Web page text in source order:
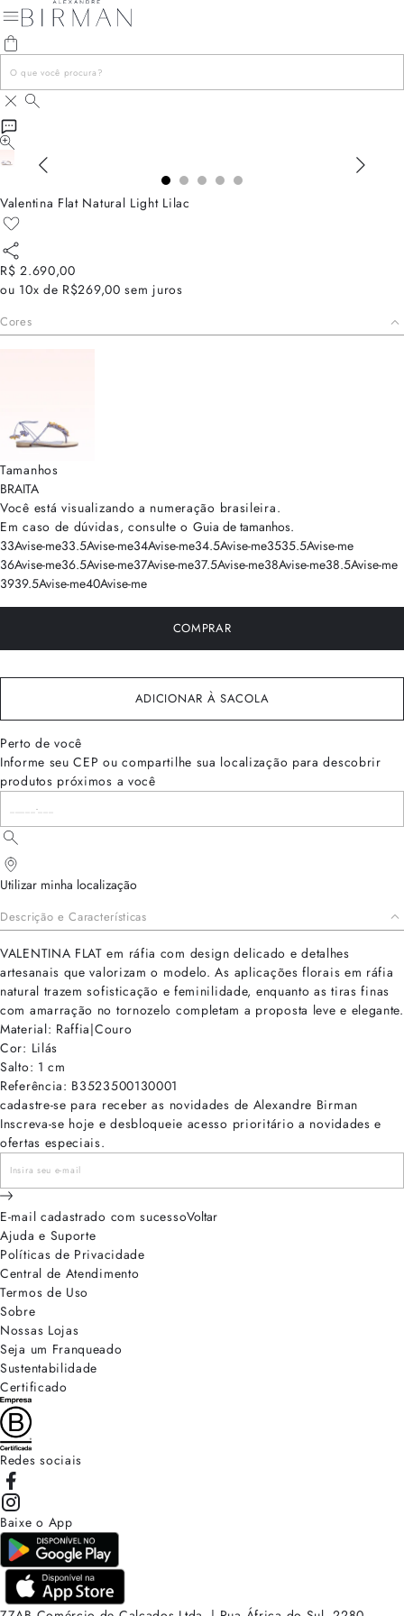
Valentina Flat Natural Light Lilac
R$ 2.690,00
ou 10x de R$269,00 sem juros
Cores
Tamanhos
BRAITA
Você está visualizando a numeração brasileira.
Em caso de dúvidas, consulte o Guia de tamanhos.
33Avise-me33.5Avise-me34Avise-me34.5Avise-me3535.5Avise-me
36Avise-me36.5Avise-me37Avise-me37.5Avise-me38Avise-me38.5Avise-me
3939.5Avise-me40Avise-me
COMPRAR
ADICIONAR À SACOLA
Perto de você
Informe seu CEP ou compartilhe sua localização para descobrir
produtos próximos a você
Utilizar minha localização
Descrição e Características
VALENTINA FLAT em ráfia com design delicado e detalhes
artesanais que valorizam o modelo. As aplicações florais em ráfia
natural trazem sofisticação e feminilidade, enquanto as tiras finas
com amarração no tornozelo completam a proposta leve e elegante.
Material: Raffia|Couro
Cor: Lilás
Salto: 1 cm
Referência: B3523500130001
cadastre-se para receber as novidades de Alexandre Birman
Inscreva-se hoje e desbloqueie acesso prioritário a novidades e
ofertas especiais.
E-mail cadastrado com sucessoVoltar
Ajuda e Suporte
Políticas de Privacidade
Central de Atendimento
Termos de Uso
Sobre
Nossas Lojas
Seja um Franqueado
Sustentabilidade
Certificado
Redes sociais
Baixe o App